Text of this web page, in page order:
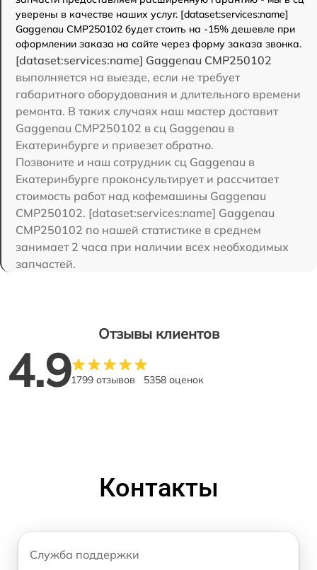
уверены в качестве наших услуг. [dataset:services:name]
Gaggenau CMP250102 будет стоить на -15% дешевле при
оформлении заказа на сайте через форму заказа звонка.
[dataset:services:name] Gaggenau CMP250102
выполняется на выезде, если не требует
габаритного оборудования и длительного времени
ремонта. В таких случаях наш мастер доставит
Gaggenau CMP250102 в сц Gaggenau в
Екатеринбурге и привезет обратно.
Позвоните и наш сотрудник сц Gaggenau в
Екатеринбурге проконсультирует и рассчитает
стоимость работ над кофемашины Gaggenau
CMP250102. [dataset:services:name] Gaggenau
CMP250102 по нашей статистике в среднем
занимает 2 часа при наличии всех необходимых
запчастей.
Отзывы клиентов
4.91799 отзывов 5358 оценок
Контакты
Служба поддержки